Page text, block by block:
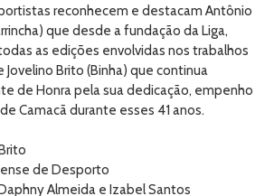
reconhecem e destacam Antônio
que desde a fundação da Liga,
as edições envolvidas nos trabalhos
Jovelino Brito (Binha) que continua
de Honra pela sua dedicação, empenho
Camacã durante esses 41 anos.
de Desporto
Almeida e Izabel Santos